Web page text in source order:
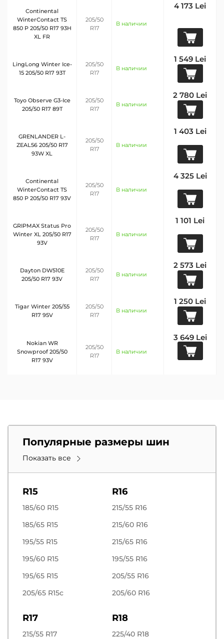
Continental
WinterContact TS
850 P 205/50 R17 93H
XL FR
205/50
R17
В наличии
4 173 Lei
LingLong Winter Ice-
15 205/50 R17 93T
205/50
R17
В наличии
1 549 Lei
Toyo Observe G3-Ice
205/50 R17 89T
205/50
R17
В наличии
2 780 Lei
GRENLANDER L-
ZEAL56 205/50 R17
93W XL
205/50
R17
В наличии
1 403 Lei
Continental
WinterContact TS
850 P 205/50 R17 93V
205/50
R17
В наличии
4 325 Lei
GRIPMAX Status Pro
Winter XL 205/50 R17
93V
205/50
R17
В наличии
1 101 Lei
Dayton DW510E
205/50 R17 93V
205/50
R17
В наличии
2 573 Lei
Tigar Winter 205/55
R17 95V
205/50
R17
В наличии
1 250 Lei
Nokian WR
Snowproof 205/50
R17 93V
205/50
R17
В наличии
3 649 Lei
Популярные размеры шин
Показать все
R15
185/60 R15
185/65 R15
195/55 R15
195/60 R15
195/65 R15
205/65 R15c
R16
215/55 R16
215/60 R16
215/65 R16
195/55 R16
205/55 R16
205/60 R16
R17
215/55 R17
R18
225/40 R18